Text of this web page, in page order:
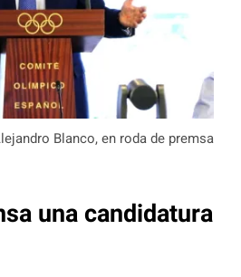
Blanco, en roda de premsa
una candidatura